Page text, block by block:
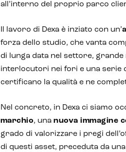
all’interno del proprio parco
Il lavoro di Dexa è inziato con un’
forza dello studio, che vanta
di lunga data nel settore,
interlocutori nei fori e una serie
certificano la qualità e ne
Nel concreto, in Dexa ci siamo
marchio, unanuova immagine
grado di valorizzare i pregi
di questi asset, preceduta da una